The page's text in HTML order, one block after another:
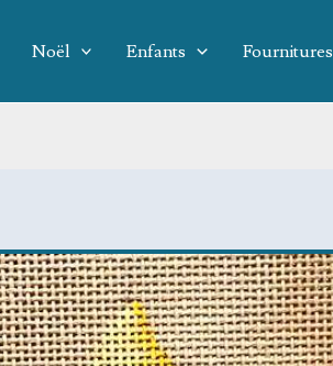
Noël Enfants Fournitures